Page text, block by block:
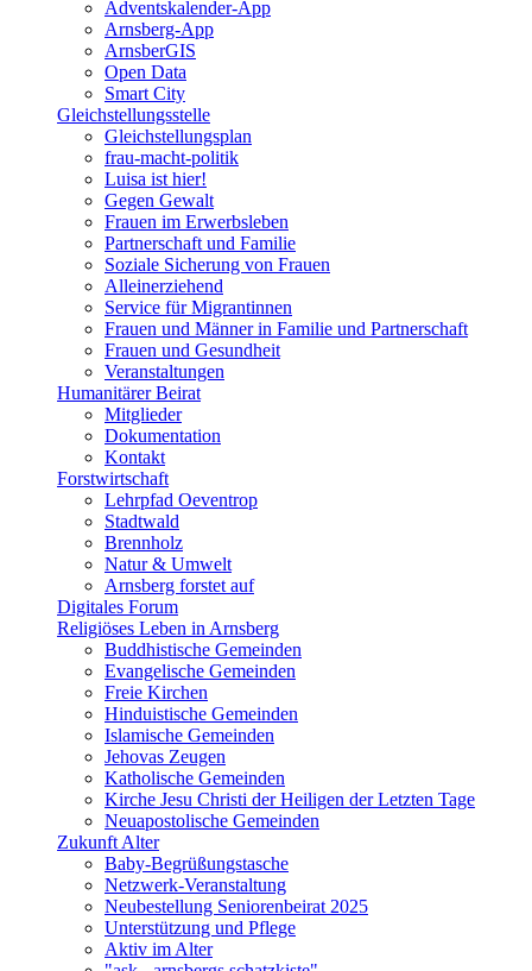
Adventskalender-App
Arnsberg-App
ArnsberGIS
Open Data
Smart City
Gleichstellungsstelle
Gleichstellungsplan
frau-macht-politik
Luisa ist hier!
Gegen Gewalt
Frauen im Erwerbsleben
Partnerschaft und Familie
Soziale Sicherung von Frauen
Alleinerziehend
Service für Migrantinnen
Frauen und Männer in Familie und Partnerschaft
Frauen und Gesundheit
Veranstaltungen
Humanitärer Beirat
Mitglieder
Dokumentation
Kontakt
Forstwirtschaft
Lehrpfad Oeventrop
Stadtwald
Brennholz
Natur & Umwelt
Arnsberg forstet auf
Digitales Forum
Religiöses Leben in Arnsberg
Buddhistische Gemeinden
Evangelische Gemeinden
Freie Kirchen
Hinduistische Gemeinden
Islamische Gemeinden
Jehovas Zeugen
Katholische Gemeinden
Kirche Jesu Christi der Heiligen der Letzten Tage
Neuapostolische Gemeinden
Zukunft Alter
Baby-Begrüßungstasche
Netzwerk-Veranstaltung
Neubestellung Seniorenbeirat 2025
Unterstützung und Pflege
Aktiv im Alter